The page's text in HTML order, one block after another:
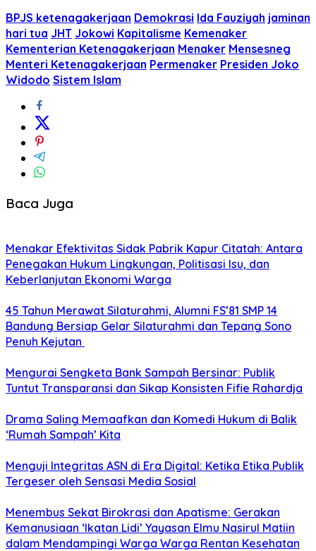
BPJS ketenagakerjaan Demokrasi Ida Fauziyah jaminan
hari tua JHT Jokowi Kapitalisme Kemenaker
Kementerian Ketenagakerjaan Menaker Mensesneg
Menteri Ketenagakerjaan Permenaker Presiden Joko
Widodo Sistem Islam
Baca Juga
Menakar Efektivitas Sidak Pabrik Kapur Citatah: Antara
Penegakan Hukum Lingkungan, Politisasi Isu, dan
Keberlanjutan Ekonomi Warga
45 Tahun Merawat Silaturahmi, Alumni FS’81 SMP 14
Bandung Bersiap Gelar Silaturahmi dan Tepang Sono
Penuh Kejutan
Mengurai Sengketa Bank Sampah Bersinar: Publik
Tuntut Transparansi dan Sikap Konsisten Fifie Rahardja
Drama Saling Memaafkan dan Komedi Hukum di Balik
‘Rumah Sampah’ Kita
Menguji Integritas ASN di Era Digital: Ketika Etika Publik
Tergeser oleh Sensasi Media Sosial
Menembus Sekat Birokrasi dan Apatisme: Gerakan
Kemanusiaan ‘Ikatan Lidi’ Yayasan Elmu Nasirul Matiin
dalam Mendampingi Warga Warga Rentan Kesehatan